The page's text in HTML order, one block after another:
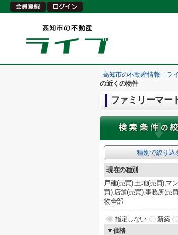
高知市の不動産情報｜ラ
の近くの物件
ファミリーマー
種別で絞り込
現在の種別
戸建(売買),土地(売買),マ
買),店舗(売買),事務所(売
物全部
指定しない 新築
▼価格